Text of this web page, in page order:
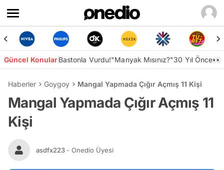
Güncel KonularBastonla Vurdu!"Manyak Mısınız?"30 Yıl Önce👀
Haberler Goygoy Mangal Yapmada Çığır Açmış 11 Kişi
Mangal Yapmada Çığır Açmış 11
Kişi
asdfx223 - Onedio Üyesi